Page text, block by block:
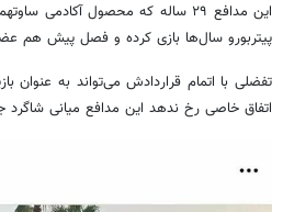
این مدافع ۲۹ ساله که محصول
پیتربورو سال‌ها بازی کرده و فصل پیش هم
تفضلی با اتمام قراردادش می‌تواند به عنوان
اتفاق خاصی رخ ندهد این مدافع میانی